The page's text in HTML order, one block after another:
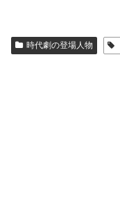
時代劇の登場人物